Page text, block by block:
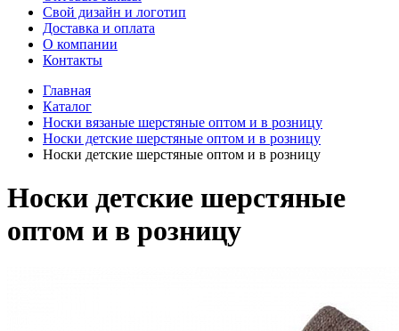
Свой дизайн и логотип
Доставка и оплата
О компании
Контакты
Главная
Каталог
Носки вязаные шерстяные оптом и в розницу
Носки детские шерстяные оптом и в розницу
Носки детские шерстяные оптом и в розницу
Носки детские шерстяные
оптом и в розницу